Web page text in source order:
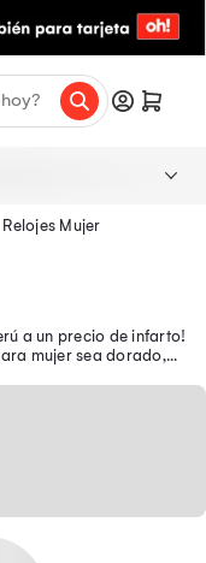
Relojes Mujer
a un precio de infarto!
mujer sea dorado,